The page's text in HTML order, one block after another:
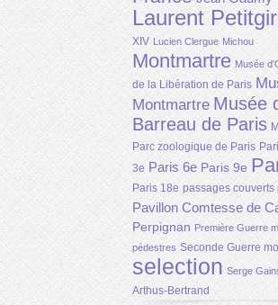
Laurent
XIV Lucien Clergue Michou
Montmartre Musée
de la Libération de Paris
Montmartre Musée
Barreau de Paris
Parc zoologique de Paris
3e Paris 6e Paris 9e
Paris 18e passages couverts
Pavillon Comtesse de
Perpignan Première Guerre
pédestres Seconde Guerre
selection Serge
Arthus-Bertrand